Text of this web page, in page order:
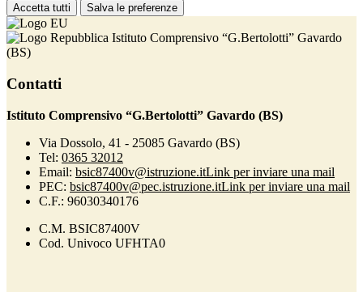
Accetta tutti Salva le preferenze
Istituto Comprensivo “G.Bertolotti” Gavardo
(BS)
Contatti
Istituto Comprensivo “G.Bertolotti” Gavardo (BS)
Via Dossolo, 41 - 25085 Gavardo (BS)
Tel: 0365 32012
Email: bsic87400v@istruzione.itLink per inviare una mail
PEC: bsic87400v@pec.istruzione.itLink per inviare una mail
C.F.: 96030340176
C.M. BSIC87400V
Cod. Univoco UFHTA0